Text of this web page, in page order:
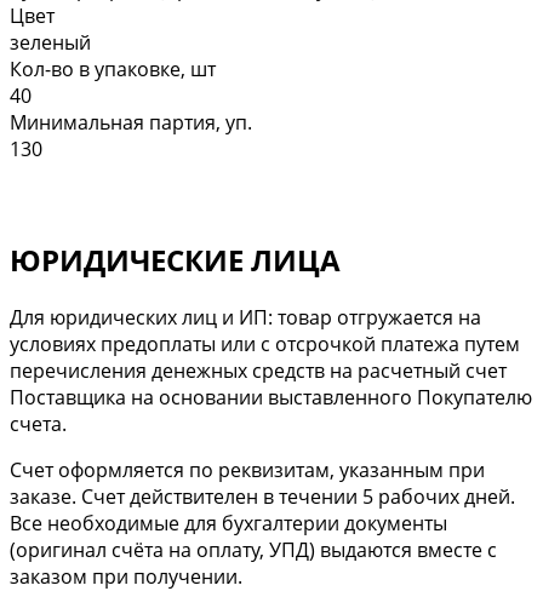
Цвет
зеленый
Кол-во в упаковке, шт
40
Минимальная партия, уп.
130
ЮРИДИЧЕСКИЕ ЛИЦА
Для юридических лиц и ИП: товар отгружается на
условиях предоплаты или с отсрочкой платежа путем
перечисления денежных средств на расчетный счет
Поставщика на основании выставленного Покупателю
счета.
Cчет оформляется по реквизитам, указанным при
заказе. Счет действителен в течении 5 рабочих дней.
Все необходимые для бухгалтерии документы
(оригинал счёта на оплату, УПД) выдаются вместе с
заказом при получении.